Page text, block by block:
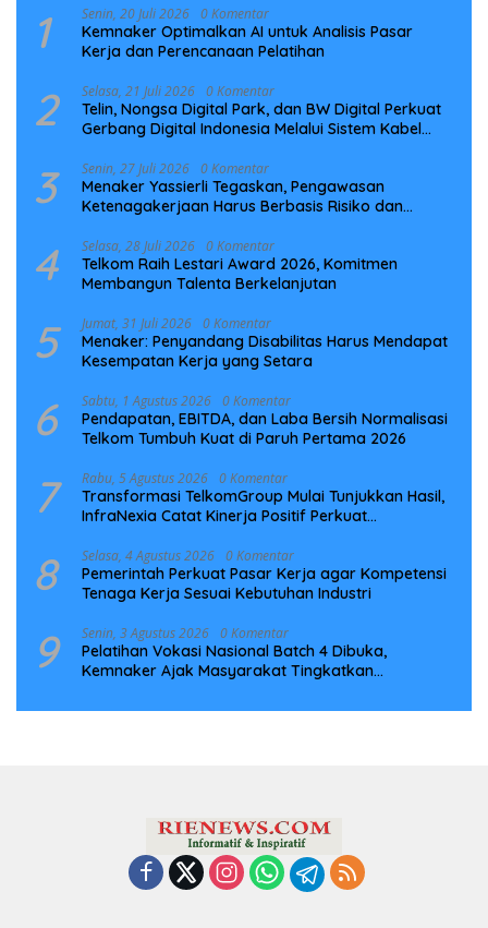
1 Senin, 20 Juli 2026 0 Komentar
Kemnaker Optimalkan AI untuk Analisis Pasar
Kerja dan Perencanaan Pelatihan
2 Selasa, 21 Juli 2026 0 Komentar
Telin, Nongsa Digital Park, dan BW Digital Perkuat
Gerbang Digital Indonesia Melalui Sistem Kabel
3 Senin, 27 Juli 2026 0 Komentar
Menaker Yassierli Tegaskan, Pengawasan
Ketenagakerjaan Harus Berbasis Risiko dan
4 Selasa, 28 Juli 2026 0 Komentar
Telkom Raih Lestari Award 2026, Komitmen
Membangun Talenta Berkelanjutan
5 Jumat, 31 Juli 2026 0 Komentar
Menaker: Penyandang Disabilitas Harus Mendapat
Kesempatan Kerja yang Setara
6 Sabtu, 1 Agustus 2026 0 Komentar
Pendapatan, EBITDA, dan Laba Bersih Normalisasi
Telkom Tumbuh Kuat di Paruh Pertama 2026
7 Rabu, 5 Agustus 2026 0 Komentar
Transformasi TelkomGroup Mulai Tunjukkan Hasil,
InfraNexia Catat Kinerja Positif Perkuat
8 Selasa, 4 Agustus 2026 0 Komentar
Pemerintah Perkuat Pasar Kerja agar Kompetensi
Tenaga Kerja Sesuai Kebutuhan Industri
9 Senin, 3 Agustus 2026 0 Komentar
Pelatihan Vokasi Nasional Batch 4 Dibuka,
Kemnaker Ajak Masyarakat Tingkatkan